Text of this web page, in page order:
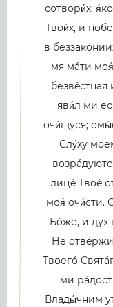
сотвори́х;
Твои́х, и
в
мя мáти
яви́л ми
очи́щуся;
Слу́ху
лицé Твоé
моя́ очи́сти.
Бóже, и дух
Не
Твоегó
ми
Влады́чним